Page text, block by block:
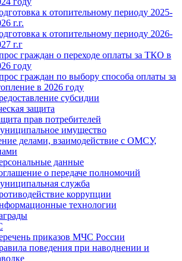
к отопительному периоду 2025-
г.г.
к отопительному периоду 2026-
г.г
граждан о переходе оплаты за ТКО в
году
граждан по выбору способа оплаты за
в 2026 году
субсидии
защита
прав потребителей
имущество
делами, взаимодействие с ОМСУ,
данные
о передаче полномочий
служба
коррупции
технологии
приказов МЧС России
поведения при наводнении и